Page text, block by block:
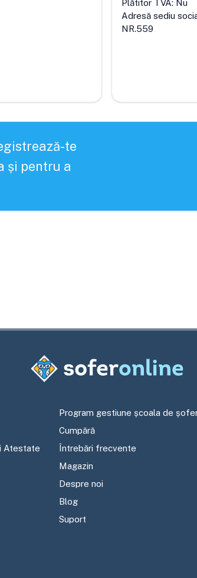
Plătitor TVA: Nu
Adresă sediu
NR.559
te
și pentru a
Atestate
Program gestiune școala de
Cumpără
Întrebări frecvente
Magazin
Despre noi
Blog
Suport